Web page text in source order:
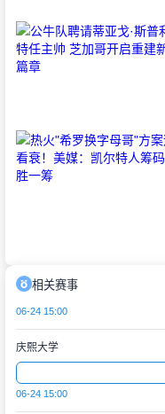
相关赛事
06-24 15:00
庆熙大学
06-24 15:00